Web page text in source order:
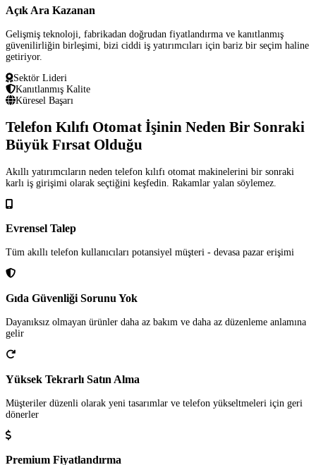
Açık Ara Kazanan
Gelişmiş teknoloji, fabrikadan doğrudan fiyatlandırma ve kanıtlanmış
güvenilirliğin birleşimi, bizi ciddi iş yatırımcıları için bariz bir seçim haline
getiriyor.
Sektör Lideri
Kanıtlanmış Kalite
Küresel Başarı
Telefon Kılıfı Otomat İşinin Neden Bir Sonraki
Büyük Fırsat Olduğu
Akıllı yatırımcıların neden telefon kılıfı otomat makinelerini bir sonraki
karlı iş girişimi olarak seçtiğini keşfedin. Rakamlar yalan söylemez.
Evrensel Talep
Tüm akıllı telefon kullanıcıları potansiyel müşteri - devasa pazar erişimi
Gıda Güvenliği Sorunu Yok
Dayanıksız olmayan ürünler daha az bakım ve daha az düzenleme anlamına
gelir
Yüksek Tekrarlı Satın Alma
Müşteriler düzenli olarak yeni tasarımlar ve telefon yükseltmeleri için geri
dönerler
Premium Fiyatlandırma